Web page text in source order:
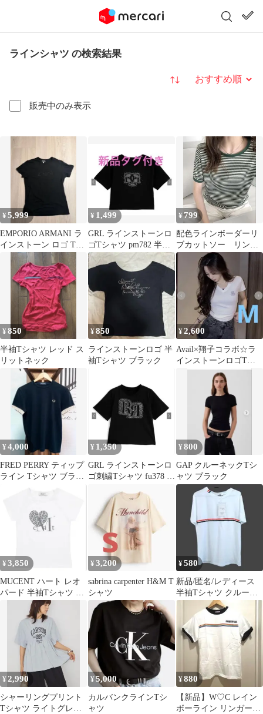
ラインシャツ の検索結果
販売中のみ表示
並び替え
¥5,999
EMPORIO ARMANI ラ
インストーン ロゴ Tシ
ャツ ブラック
¥ 1,499
GRL ラインストーンロ
ゴTシャツ pm782 半袖
ブラック 新品 タグ付き
¥799
配色ラインボーダーリ
ブカットソー リンガ
ーTシャツ
¥850
半袖Tシャツ レッド ス
リットネック
¥850
ラインストーンロゴ 半
袖Tシャツ ブラック
¥2,600
Avail×翔子コラボ☆ラ
インストーンロゴTシ
ャツ
¥4,000
FRED PERRY ティップ
ライン Tシャツ ブラッ
¥ 1,350
GRL ラインストーンロ
ゴ刺繍Tシャツ fu378 ブ
¥800
GAP クルーネックTシ
ャツ ブラック
¥ 3,850
MUCENT ハート レオ
パード 半袖Tシャツ ホ
ワイト 正規品 新品 タ
¥3,200
sabrina carpenter H&M T
シャツ
¥580
新品/匿名/レディース
半袖Tシャツ クルーネ
ック 襟＆センターライ
ン 綿混M位
¥2,990
シャーリングプリント
Tシャツ ライトグレー
¥5,000
カルバンクラインTシ
ャツ
¥880
【新品】W♡C レイン
ボーライン リンガーT